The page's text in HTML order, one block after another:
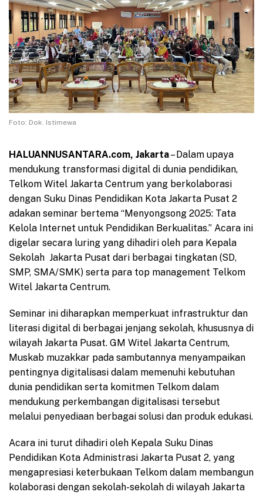
Foto: Dok. Istimewa
HALUANNUSANTARA.com, Jakarta– Dalam upaya
mendukung transformasi digital di dunia pendidikan,
Telkom Witel Jakarta Centrum yang berkolaborasi
dengan Suku Dinas Pendidikan Kota Jakarta Pusat 2
adakan seminar bertema “Menyongsong 2025: Tata
Kelola Internet untuk Pendidikan Berkualitas.” Acara ini
digelar secara luring yang dihadiri oleh para Kepala
Sekolah Jakarta Pusat dari berbagai tingkatan (SD,
SMP, SMA/SMK) serta para top management Telkom
Witel Jakarta Centrum.
Seminar ini diharapkan memperkuat infrastruktur dan
literasi digital di berbagai jenjang sekolah, khususnya di
wilayah Jakarta Pusat. GM Witel Jakarta Centrum,
Muskab muzakkar pada sambutannya menyampaikan
pentingnya digitalisasi dalam memenuhi kebutuhan
dunia pendidikan serta komitmen Telkom dalam
mendukung perkembangan digitalisasi tersebut
melalui penyediaan berbagai solusi dan produk edukasi.
Acara ini turut dihadiri oleh Kepala Suku Dinas
Pendidikan Kota Administrasi Jakarta Pusat 2, yang
mengapresiasi keterbukaan Telkom dalam membangun
kolaborasi dengan sekolah-sekolah di wilayah Jakarta